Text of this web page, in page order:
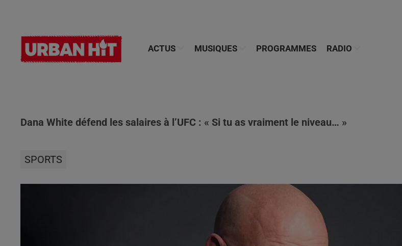
ACTUS MUSIQUES PROGRAMMES RADIO
Dana White défend les salaires à l’UFC : « Si tu as vraiment le niveau… »
SPORTS